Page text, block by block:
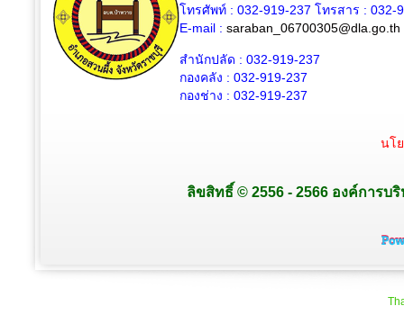
โทรศัพท์ : 032-919-237 โทรสาร : 032-
E-mail : saraban_06700305@dla.go.th
สำนักปลัด : 032-919-237
กองคลัง : 032-919-237
กองช่าง : 032-919-237
นโ
ลิขสิทธิ์ © 2556 - 2566 องค์การบ